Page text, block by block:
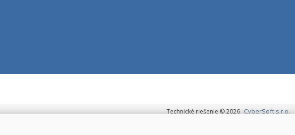
Technické riešenie © 2026 CyberSoft s.r.o.